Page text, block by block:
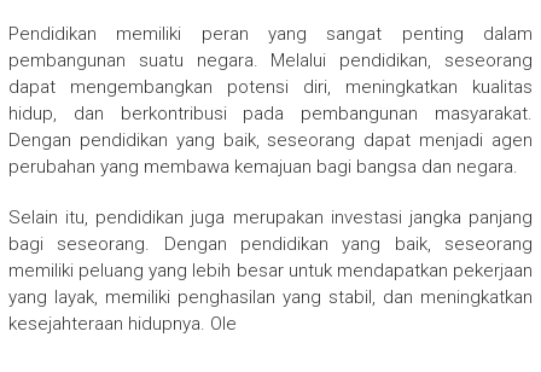
Pendidikan memiliki peran yang sangat penting dalam
pembangunan suatu negara. Melalui pendidikan, seseorang
dapat mengembangkan potensi diri, meningkatkan kualitas
hidup, dan berkontribusi pada pembangunan masyarakat.
Dengan pendidikan yang baik, seseorang dapat menjadi agen
perubahan yang membawa kemajuan bagi bangsa dan negara.
Selain itu, pendidikan juga merupakan investasi jangka panjang
bagi seseorang. Dengan pendidikan yang baik, seseorang
memiliki peluang yang lebih besar untuk mendapatkan pekerjaan
yang layak, memiliki penghasilan yang stabil, dan meningkatkan
kesejahteraan hidupnya. Ole